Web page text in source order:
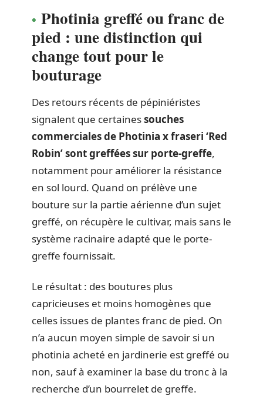
Photinia greffé ou franc de
pied : une distinction qui
change tout pour le
bouturage
Des retours récents de pépiniéristes
signalent que certainessouches
commerciales de Photinia x fraseri ‘Red
Robin’ sont greffées sur porte-greffe,
notamment pour améliorer la résistance
en sol lourd. Quand on prélève une
bouture sur la partie aérienne d’un sujet
greffé, on récupère le cultivar, mais sans le
système racinaire adapté que le porte-
greffe fournissait.
Le résultat : des boutures plus
capricieuses et moins homogènes que
celles issues de plantes franc de pied. On
n’a aucun moyen simple de savoir si un
photinia acheté en jardinerie est greffé ou
non, sauf à examiner la base du tronc à la
recherche d’un bourrelet de greffe.